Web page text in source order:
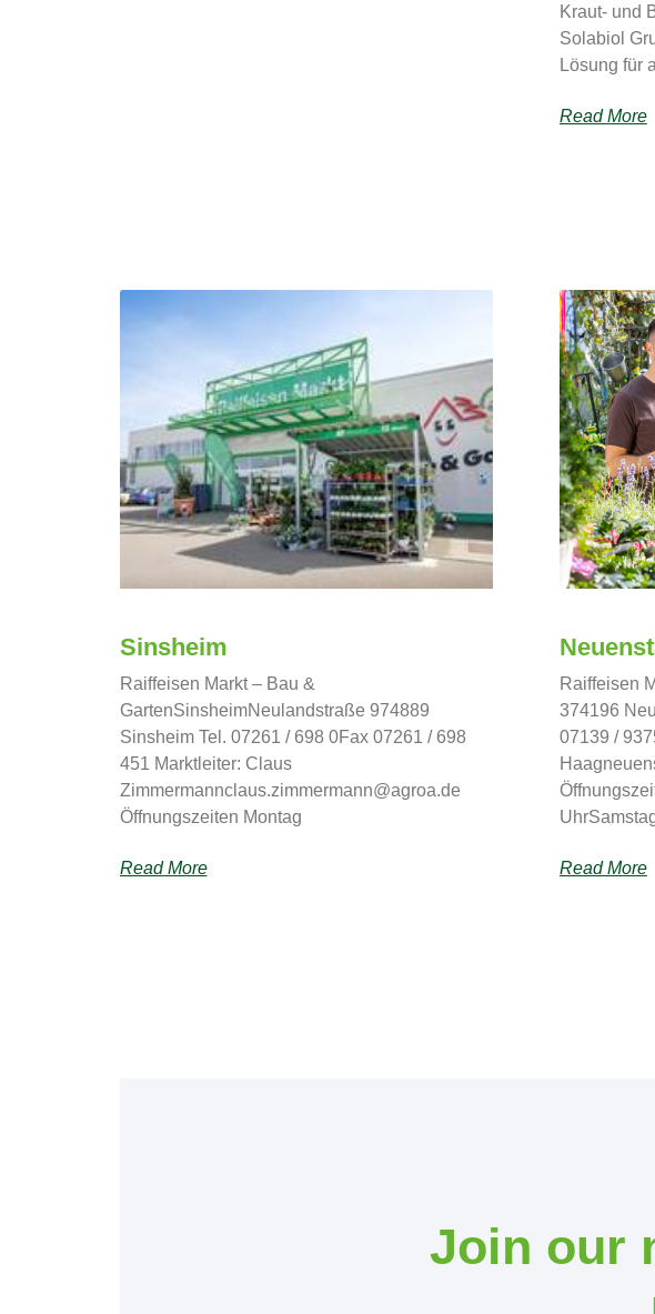
Kraut- und
Solabiol
Lösung für
Read More
Sinsheim
Raiffeisen Markt – Bau &
GartenSinsheimNeulandstraße 974889
Sinsheim Tel. 07261 / 698 0Fax 07261 / 698
451 Marktleiter: Claus
Zimmermannclaus.zimmermann@agroa.de
Öffnungszeiten Montag
Read More
Raiffeisen
374196
07139 /
Read More
Join our